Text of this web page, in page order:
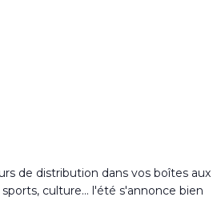
de distribution dans vos boîtes aux
culture... l'été s'annonce bien